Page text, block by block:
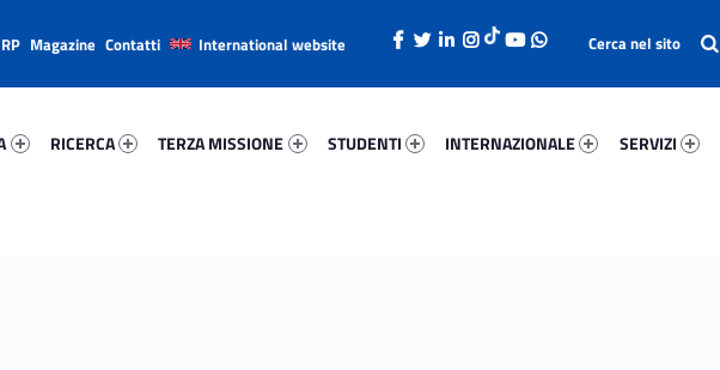
RICERCA
TERZA MISSIONE
STUDENTI
INTERNAZIONALE
SERVIZI
Magazine Contatti International website